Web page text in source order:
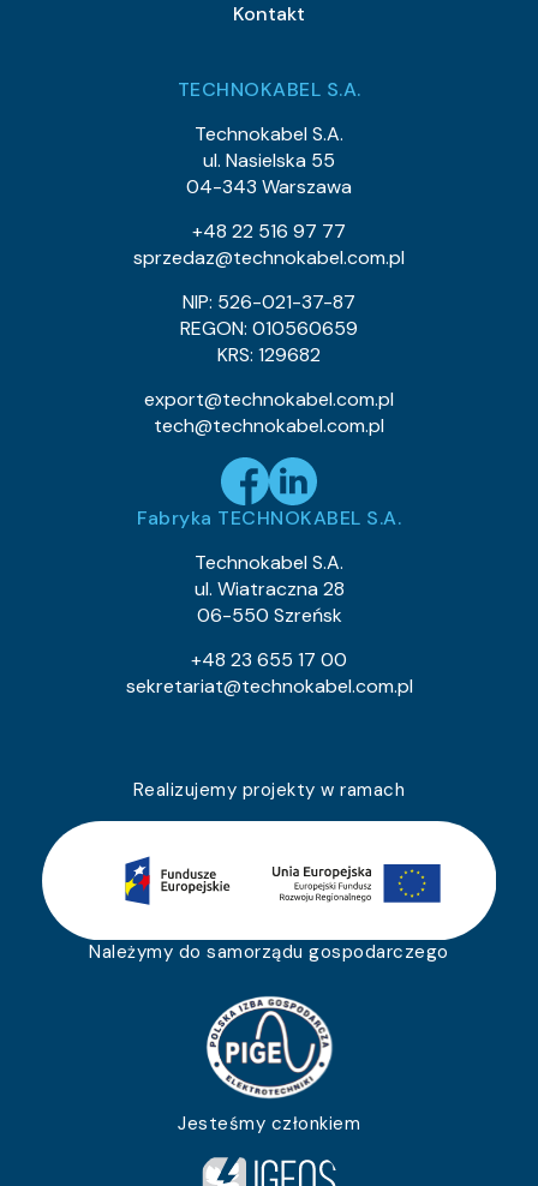
Kontakt
TECHNOKABEL S.A.
Technokabel S.A.
ul. Nasielska 55
04-343 Warszawa
+48 22 516 97 77
sprzedaz@technokabel.com.pl
NIP: 526-021-37-87
REGON: 010560659
KRS: 129682
export@technokabel.com.pl
tech@technokabel.com.pl
Fabryka TECHNOKABEL S.A.
Technokabel S.A.
ul. Wiatraczna 28
06-550 Szreńsk
+48 23 655 17 00
sekretariat@technokabel.com.pl
Realizujemy projekty w ramach
Należymy do samorządu gospodarczego
Jesteśmy członkiem